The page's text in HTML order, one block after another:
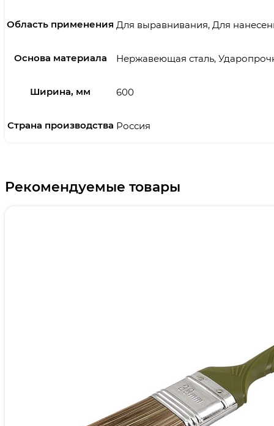
Область применения Для выравнивания, Для
Основа материала Нержавеющая сталь,
Ширина, мм 600
Страна производства Россия
Рекомендуемые товары